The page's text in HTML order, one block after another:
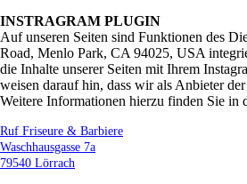
INSTRAGRAM PLUGIN
Auf unseren Seiten sind Funktionen des
Road, Menlo Park, CA 94025, USA
die Inhalte unserer Seiten mit Ihrem
weisen darauf hin, dass wir als Anbieter
Weitere Informationen hierzu finden Sie
Ruf Friseure & Barbiere
Waschhausgasse 7a
79540 Lörrach